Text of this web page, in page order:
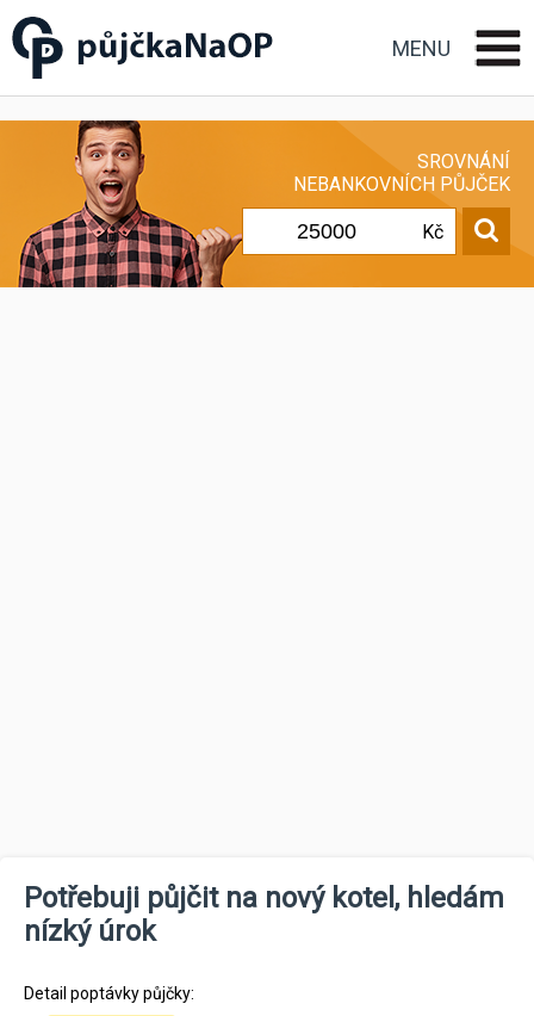
Půjčka na OP občanský
průkaz
MENU
SROVNÁNÍ
NEBANKOVNÍCH PŮJČEK
Kč
Potřebuji půjčit na nový kotel, hledám
nízký úrok
Detail poptávky půjčky: